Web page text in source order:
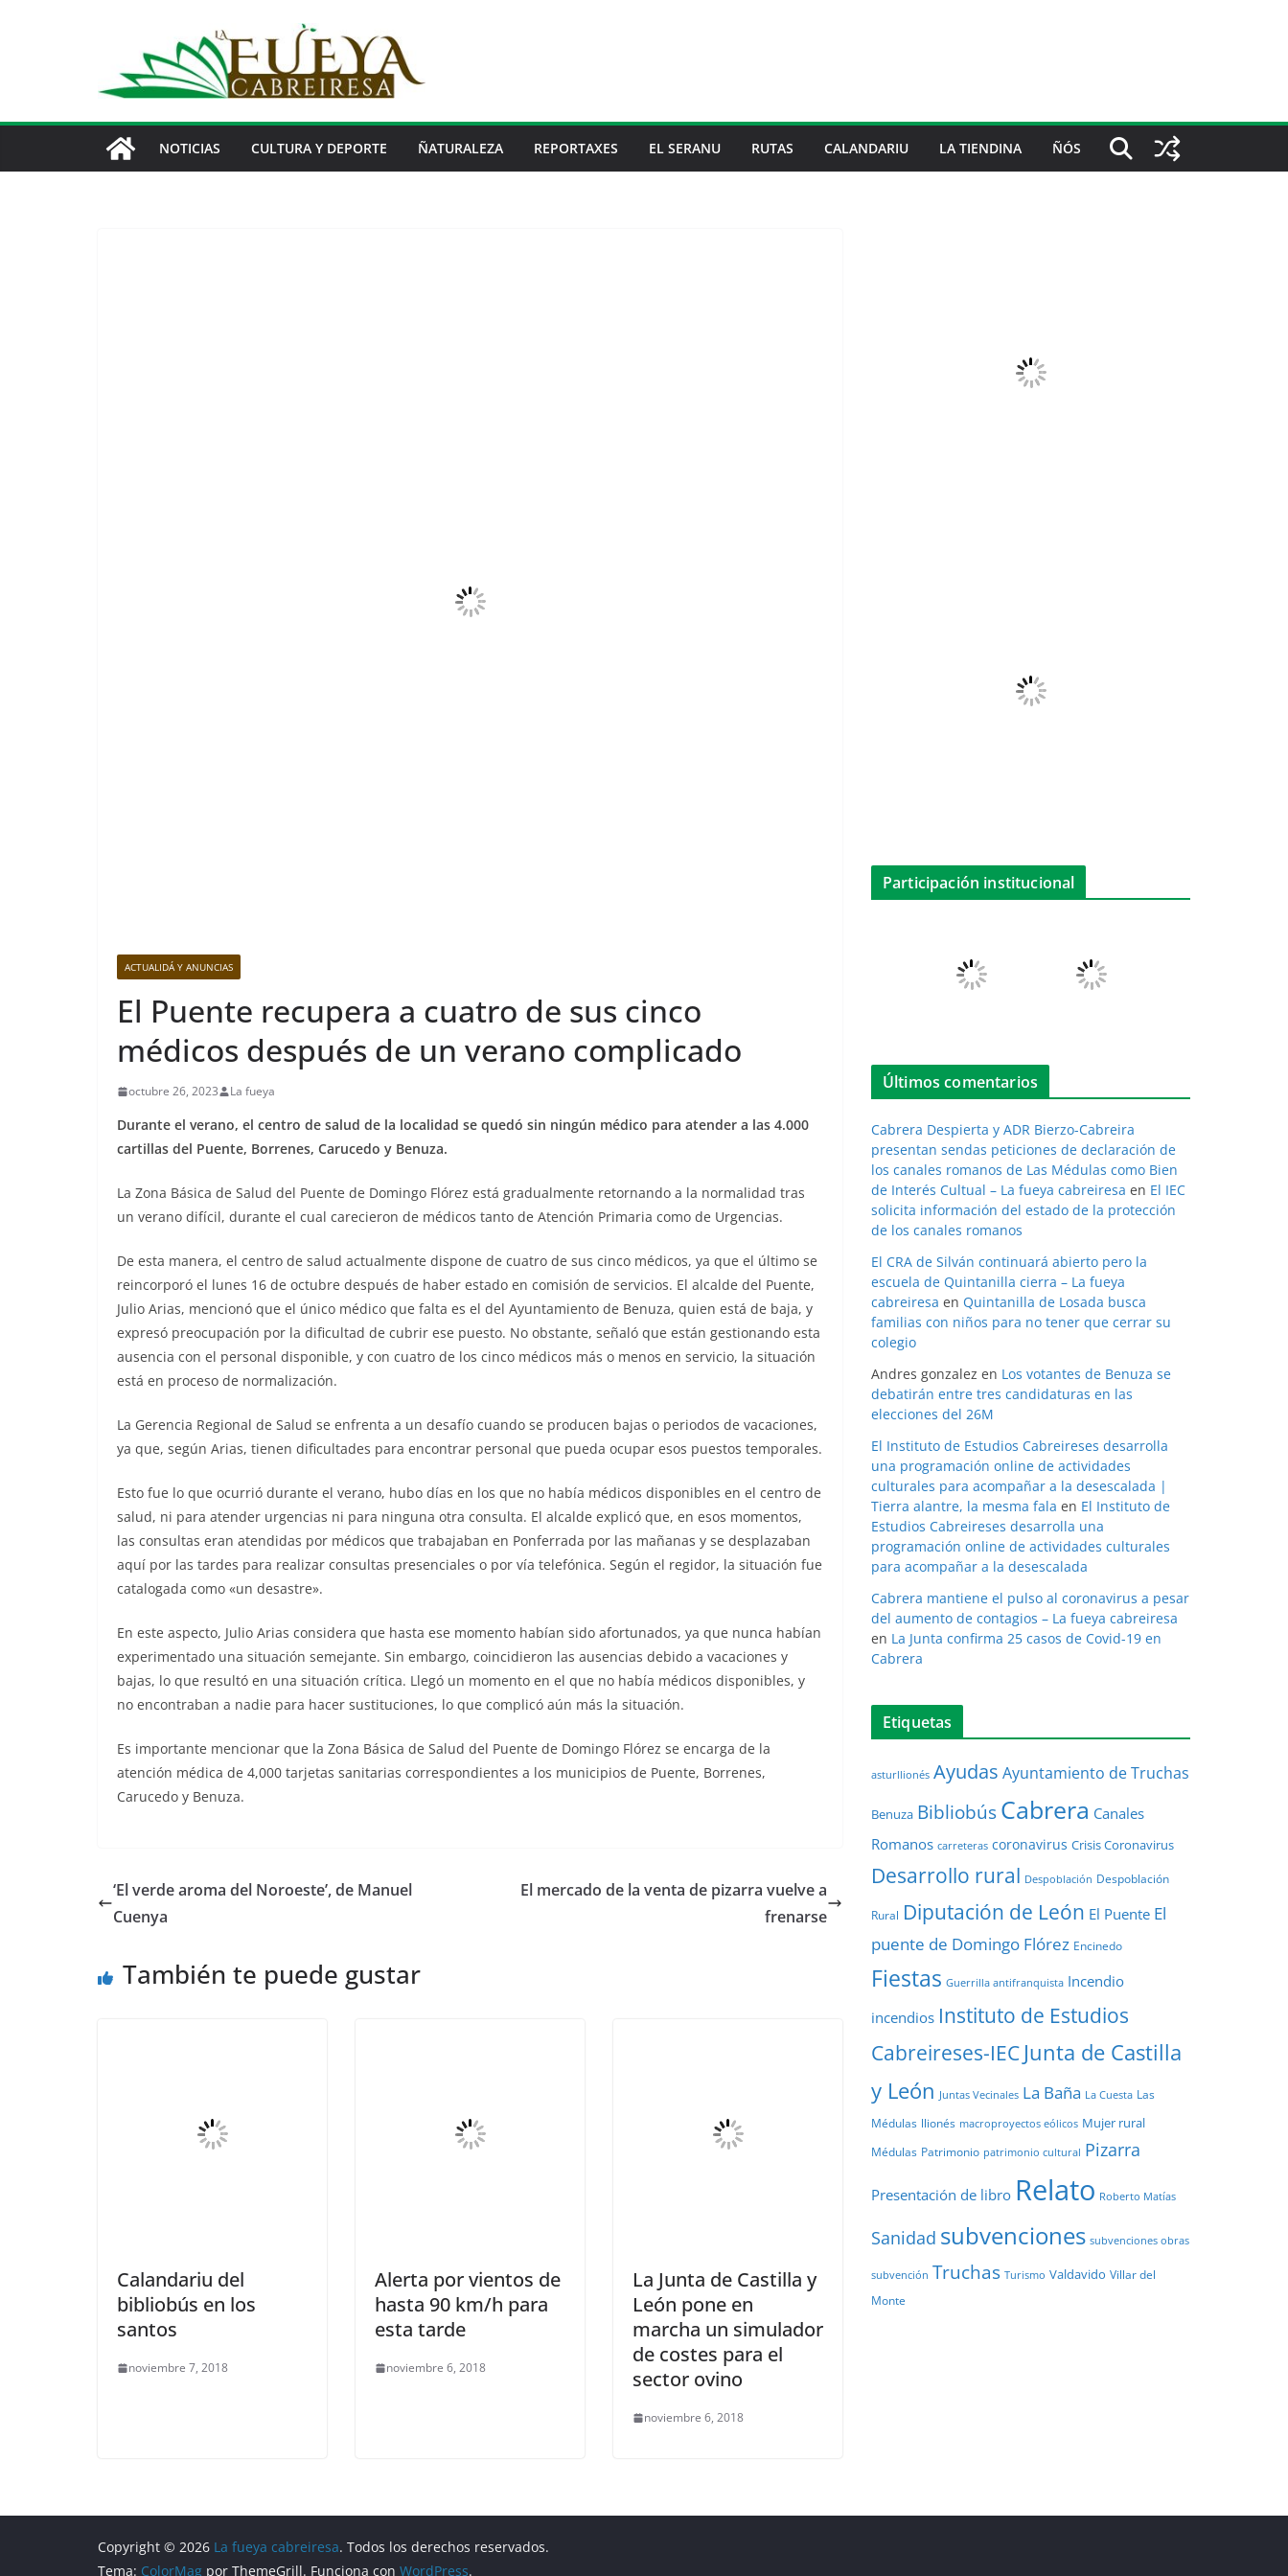
NOTICIAS CULTURA Y DEPORTE ÑATURALEZA REPORTAXES EL SERANU RUTAS CALANDARIU LA TIENDINA ÑÓS
ACTUALIDÁ Y ANUNCIAS
El Puente recupera a cuatro de sus cinco
médicos después de un verano complicado
octubre 26, 2023 La fueya
Durante el verano, el centro de salud de la localidad se quedó sin ningún médico para atender a las 4.000
cartillas del Puente, Borrenes, Carucedo y Benuza.
La Zona Básica de Salud del Puente de Domingo Flórez está gradualmente retornando a la normalidad tras
un verano difícil, durante el cual carecieron de médicos tanto de Atención Primaria como de Urgencias.
De esta manera, el centro de salud actualmente dispone de cuatro de sus cinco médicos, ya que el último se
reincorporó el lunes 16 de octubre después de haber estado en comisión de servicios. El alcalde del Puente,
Julio Arias, mencionó que el único médico que falta es el del Ayuntamiento de Benuza, quien está de baja, y
expresó preocupación por la dificultad de cubrir ese puesto. No obstante, señaló que están gestionando esta
ausencia con el personal disponible, y con cuatro de los cinco médicos más o menos en servicio, la situación
está en proceso de normalización.
La Gerencia Regional de Salud se enfrenta a un desafío cuando se producen bajas o periodos de vacaciones,
ya que, según Arias, tienen dificultades para encontrar personal que pueda ocupar esos puestos temporales.
Esto fue lo que ocurrió durante el verano, hubo días en los que no había médicos disponibles en el centro de
salud, ni para atender urgencias ni para ninguna otra consulta. El alcalde explicó que, en esos momentos,
las consultas eran atendidas por médicos que trabajaban en Ponferrada por las mañanas y se desplazaban
aquí por las tardes para realizar consultas presenciales o por vía telefónica. Según el regidor, la situación fue
catalogada como «un desastre».
En este aspecto, Julio Arias considera que hasta ese momento habían sido afortunados, ya que nunca habían
experimentado una situación semejante. Sin embargo, coincidieron las ausencias debido a vacaciones y
bajas, lo que resultó en una situación crítica. Llegó un momento en el que no había médicos disponibles, y
no encontraban a nadie para hacer sustituciones, lo que complicó aún más la situación.
Es importante mencionar que la Zona Básica de Salud del Puente de Domingo Flórez se encarga de la
atención médica de 4,000 tarjetas sanitarias correspondientes a los municipios de Puente, Borrenes,
Carucedo y Benuza.
‘El verde aroma del Noroeste’, de Manuel
Cuenya
El mercado de la venta de pizarra vuelve a
frenarse
También te puede gustar
Calandariu del
bibliobús en los
santos
noviembre 7, 2018
Alerta por vientos de
hasta 90 km/h para
esta tarde
noviembre 6, 2018
La Junta de Castilla y
León pone en
marcha un simulador
de costes para el
sector ovino
noviembre 6, 2018
Participación institucional
Últimos comentarios
Cabrera Despierta y ADR Bierzo-Cabreira
presentan sendas peticiones de declaración de
los canales romanos de Las Médulas como Bien
de Interés Cultual – La fueya cabreiresa en El IEC
solicita información del estado de la protección
de los canales romanos
El CRA de Silván continuará abierto pero la
escuela de Quintanilla cierra – La fueya
cabreiresa en Quintanilla de Losada busca
familias con niños para no tener que cerrar su
colegio
Andres gonzalez en Los votantes de Benuza se
debatirán entre tres candidaturas en las
elecciones del 26M
El Instituto de Estudios Cabreireses desarrolla
una programación online de actividades
culturales para acompañar a la desescalada |
Tierra alantre, la mesma fala en El Instituto de
Estudios Cabreireses desarrolla una
programación online de actividades culturales
para acompañar a la desescalada
Cabrera mantiene el pulso al coronavirus a pesar
del aumento de contagios – La fueya cabreiresa
en La Junta confirma 25 casos de Covid-19 en
Cabrera
Etiquetas
asturllionés Ayudas Ayuntamiento de Truchas
Benuza BibliobúsCabrera Canales
Romanos carreteras coronavirus Crisis Coronavirus
Desarrollo rural Despoblación Despoblación
Rural Diputación de León El Puente El
puente de Domingo Flórez Encinedo
Fiestas Guerrilla antifranquista Incendio
incendios Instituto de Estudios
Cabreireses-IEC Junta de Castilla
y León Juntas Vecinales La Baña La Cuesta Las
Médulas llionés macroproyectos eólicos Mujer rural
Médulas Patrimonio patrimonio cultural Pizarra
Presentación de libro Relato Roberto Matías
Sanidad subvenciones subvenciones obras
subvención Truchas Turismo Valdavido Villar del
Monte
Copyright © 2026 La fueya cabreiresa. Todos los derechos reservados.
Tema: ColorMag por ThemeGrill. Funciona con WordPress.